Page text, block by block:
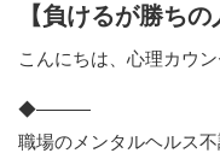
【負けるが勝ちの
こんにちは、心理カウ
◆―――
職場のメンタルヘルス